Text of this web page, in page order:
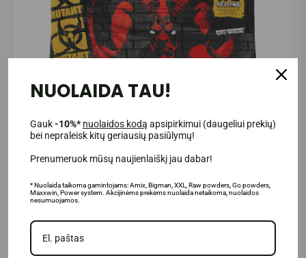
NUOLAIDA TAU!
Gauk-10%* nuolaidos kodą apsipirkimui (daugeliui prekių)
bei nepraleisk kitų geriausių pasiūlymų!
Prenumeruok mūsų naujienlaiškį jau dabar!
* Nuolaida taikoma gamintojams: Amix, Bigman, XXL, Raw powders, Go powders,
Maxxwin, Power system. Akcijinėms prekėms nuolaida netaikoma, nuolaidos
nesumuojamos.